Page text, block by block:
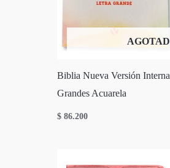
Biblia Nueva Versión
Grandes Acuarela
$ 86.200